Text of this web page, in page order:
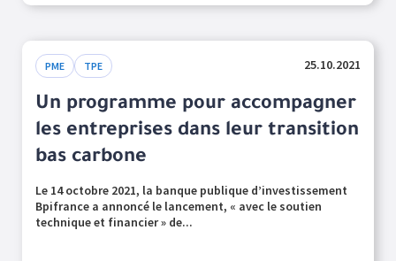
PME TPE 25.10.2021
Un programme pour accompagner
les entreprises dans leur transition
bas carbone
Le 14 octobre 2021, la banque publique d’investissement
Bpifrance a annoncé le lancement, « avec le soutien
technique et financier » de...